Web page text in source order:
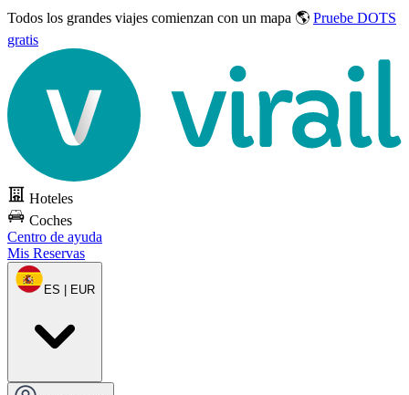
Todos los grandes viajes comienzan con un mapa 🌎 Pruebe DOTS
gratis
Hoteles
Coches
Centro de ayuda
Mis Reservas
ES | EUR